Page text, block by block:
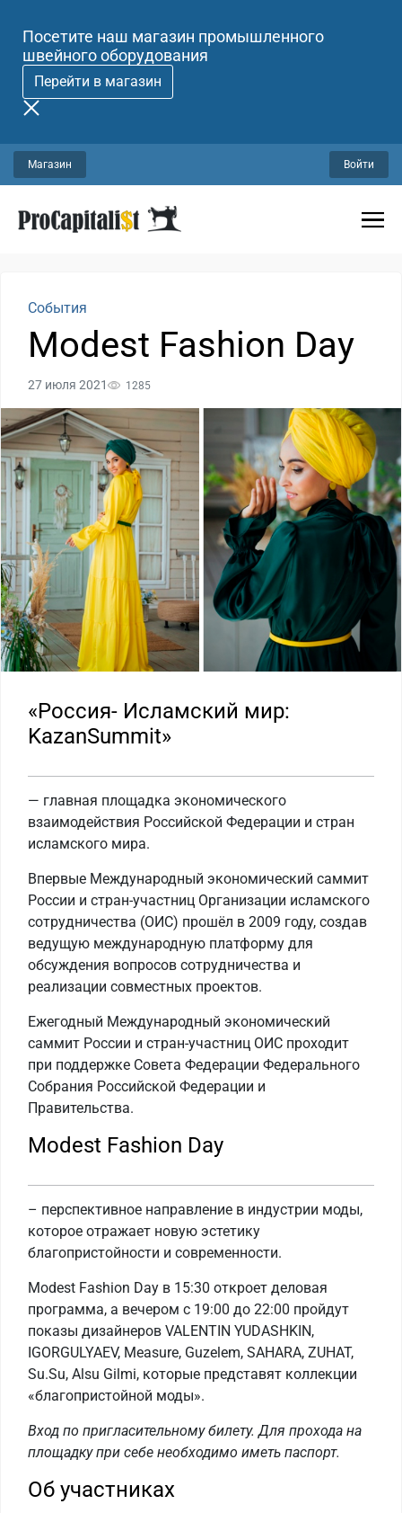
Посетите наш магазин промышленного
швейного оборудования
Перейти в магазин
Магазин Войти
События
Modest Fashion Day
27 июля 2021 1285
«Россия- Исламский мир:
KazanSummit»
— главная площадка экономического
взаимодействия Российской Федерации и стран
исламского мира.
Впервые Международный экономический саммит
России и стран-участниц Организации исламского
сотрудничества (ОИС) прошёл в 2009 году, создав
ведущую международную платформу для
обсуждения вопросов сотрудничества и
реализации совместных проектов.
Ежегодный Международный экономический
саммит России и стран-участниц ОИС проходит
при поддержке Совета Федерации Федерального
Собрания Российской Федерации и
Правительства.
Modest Fashion Day
– перспективное направление в индустрии моды,
которое отражает новую эстетику
благопристойности и современности.
Modest Fashion Day в 15:30 откроет деловая
программа, а вечером с 19:00 до 22:00 пройдут
показы дизайнеров VALENTIN YUDASHKIN,
IGORGULYAEV, Measure, Guzelem, SAHARA, ZUHAT,
Su.Su, Alsu Gilmi, которые представят коллекции
«благопристойной моды».
Вход по пригласительному билету. Для прохода на
площадку при себе необходимо иметь паспорт.
Об участниках